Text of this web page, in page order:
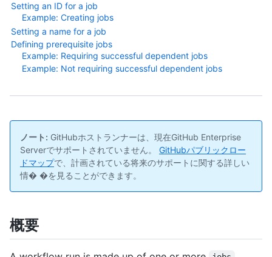
Setting an ID for a job
Example: Creating jobs
Setting a name for a job
Defining prerequisite jobs
Example: Requiring successful dependent jobs
Example: Not requiring successful dependent jobs
ノート: GitHubホストランナーは、現在GitHub Enterprise
Serverでサポートされていません。 GitHubパブリックロー
ドマップで、計画されている将来のサポートに関する詳しい
情� �を見ることができます。
概要